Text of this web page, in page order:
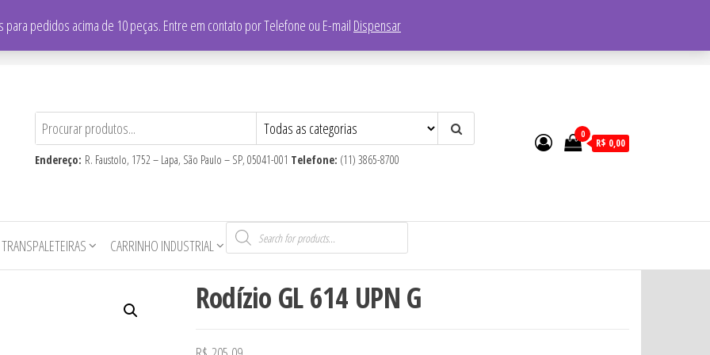
Endereço: R. Faustolo, 1752 – Lapa, São Paulo – SP, 05041-001 Telefone: (11) 3865-8700
0
R$ 0,00
CARRINHO INDUSTRIAL
Pesquisar
produtos
Rodízio GL 614 UPN G
para pedidos acima de 10 peças. Entre em contato por Telefone ou E-mail Dispensar